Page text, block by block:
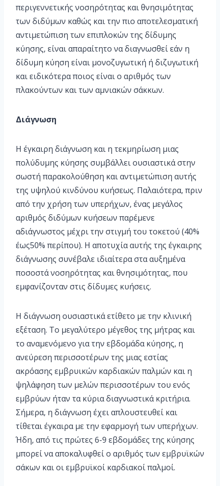
περιγεννετικής νοσηρότητας και θνησιμότητας
των διδύμων καθώς και την πιο αποτελεσματική
αντιμετώπιση των επιπλοκών της δίδυμης
κύησης, είναι απαραίτητο να διαγνωσθεί εάν η
δίδυμη κύηση είναι μονοζυγωτική ή διζυγωτική
και ειδικότερα ποιος είναι ο αριθμός των
πλακούντων και των αμνιακών σάκκων.
Διάγνωση
Η έγκαιρη διάγνωση και η τεκμηρίωση μιας
πολύδυμης κύησης συμβάλλει ουσιαστικά στην
σωστή παρακολούθηση και αντιμετώπιση αυτής
της υψηλού κινδύνου κυήσεως. Παλαιότερα, πριν
από την χρήση των υπερήχων, ένας μεγάλος
αριθμός διδύμων κυήσεων παρέμενε
αδιάγνωστος μέχρι την στιγμή του τοκετού (40%
έως50% περίπου). Η αποτυχία αυτής της έγκαιρης
διάγνωσης συνέβαλε ιδιαίτερα στα αυξημένα
ποσοστά νοσηρότητας και θνησιμότητας, που
εμφανίζονταν στις δίδυμες κυήσεις.
Η διάγνωση ουσιαστικά ετίθετο με την κλινική
εξέταση. Το μεγαλύτερο μέγεθος της μήτρας και
το αναμενόμενο για την εβδομάδα κύησης, η
ανεύρεση περισσοτέρων της μιας εστίας
ακρόασης εμβρυικών καρδιακών παλμών και η
ψηλάφηση των μελών περισσοτέρων του ενός
εμβρύων ήταν τα κύρια διαγνωστικά κριτήρια.
Σήμερα, η διάγνωση έχει απλουστευθεί και
τίθεται έγκαιρα με την εφαρμογή των υπερήχων.
Ήδη, από τις πρώτες 6-9 εβδομάδες της κύησης
μπορεί να αποκαλυφθεί ο αριθμός των εμβρυϊκών
σάκων και οι εμβρυϊκοί καρδιακοί παλμοί.